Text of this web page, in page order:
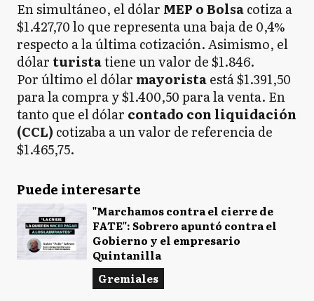
En simultáneo, el dólar MEP o Bolsacotiza a
$1.427,70 lo que representa una baja de 0,4%
respecto a la última cotización. Asimismo, el
dólar turistatiene un valor de $1.846.
Por último el dólar mayoristaestá $1.391,50
para la compra y $1.400,50 para la venta. En
tanto que el dólar contado con liquidación
(CCL) cotizaba a un valor de referencia de
$1.465,75.
Puede interesarte
"Marchamos contra el cierre de
FATE": Sobrero apuntó contra el
Gobierno y el empresario
Quintanilla
Gremiales